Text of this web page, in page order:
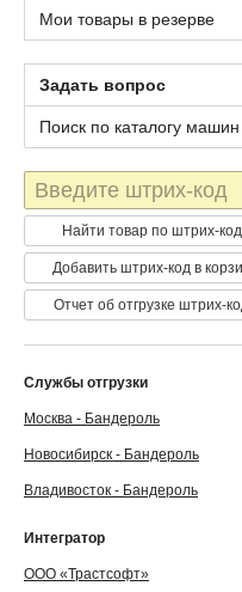
Мои товары в резерве
Задать вопрос
Поиск по каталогу машин
Штрих-
код
Найти товар по штрих-
Добавить штрих-код в
Отчет об отгрузке штрих-
Службы отгрузки
Москва - Бандероль
Новосибирск - Бандероль
Владивосток - Бандероль
Интегратор
ООО «Трастсофт»